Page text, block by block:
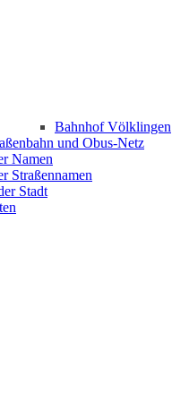
Bahnhof Völklingen
und Obus-Netz
Namen
Straßennamen
Stadt